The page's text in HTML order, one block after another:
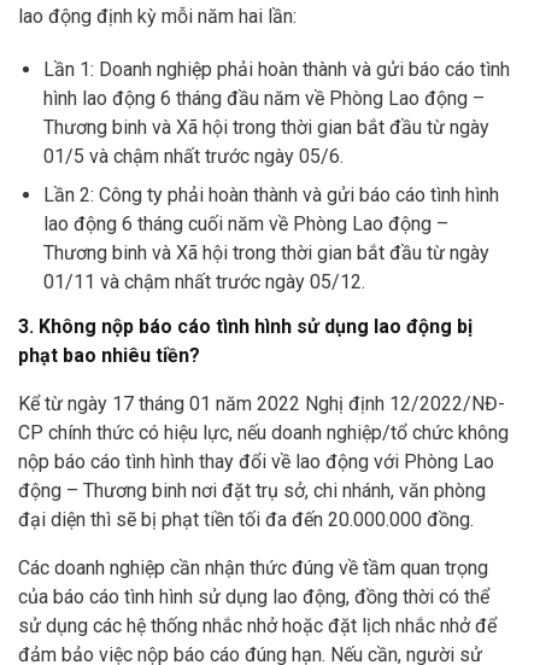
lao động định kỳ mỗi năm hai lần:
Lần 1: Doanh nghiệp phải hoàn thành và gửi báo cáo tình
hình lao động 6 tháng đầu năm về Phòng Lao động –
Thương binh và Xã hội trong thời gian bắt đầu từ ngày
01/5 và chậm nhất trước ngày 05/6.
Lần 2: Công ty phải hoàn thành và gửi báo cáo tình hình
lao động 6 tháng cuối năm về Phòng Lao động –
Thương binh và Xã hội trong thời gian bắt đầu từ ngày
01/11 và chậm nhất trước ngày 05/12.
3. Không nộp báo cáo tình hình sử dụng lao động bị
phạt bao nhiêu tiền?
Kể từ ngày 17 tháng 01 năm 2022 Nghị định 12/2022/NĐ-
CP chính thức có hiệu lực, nếu doanh nghiệp/tổ chức không
nộp báo cáo tình hình thay đổi về lao động với Phòng Lao
động – Thương binh nơi đặt trụ sở, chi nhánh, văn phòng
đại diện thì sẽ bị phạt tiền tối đa đến 20.000.000 đồng.
Các doanh nghiệp cần nhận thức đúng về tầm quan trọng
của báo cáo tình hình sử dụng lao động, đồng thời có thể
sử dụng các hệ thống nhắc nhở hoặc đặt lịch nhắc nhở để
đảm bảo việc nộp báo cáo đúng hạn. Nếu cần, người sử